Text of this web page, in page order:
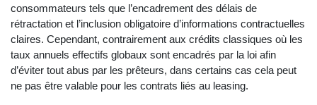
consommateurs tels que l’encadrement des délais de
rétractation et l’inclusion obligatoire d’informations contractuelles
claires. Cependant, contrairement aux crédits classiques où les
taux annuels effectifs globaux sont encadrés par la loi afin
d’éviter tout abus par les prêteurs, dans certains cas cela peut
ne pas être valable pour les contrats liés au leasing.